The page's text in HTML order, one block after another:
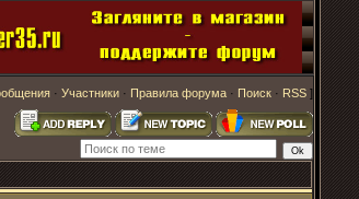
· Участники · Правила форума · Поиск · RSS ]